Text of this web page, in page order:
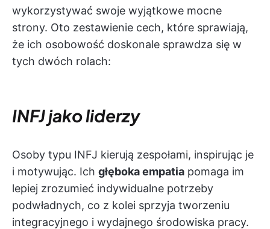
wykorzystywać swoje wyjątkowe mocne
strony. Oto zestawienie cech, które sprawiają,
że ich osobowość doskonale sprawdza się w
tych dwóch rolach:
INFJ jako liderzy
Osoby typu INFJ kierują zespołami, inspirując je
i motywując. Ich głęboka empatia pomaga im
lepiej zrozumieć indywidualne potrzeby
podwładnych, co z kolei sprzyja tworzeniu
integracyjnego i wydajnego środowiska pracy.